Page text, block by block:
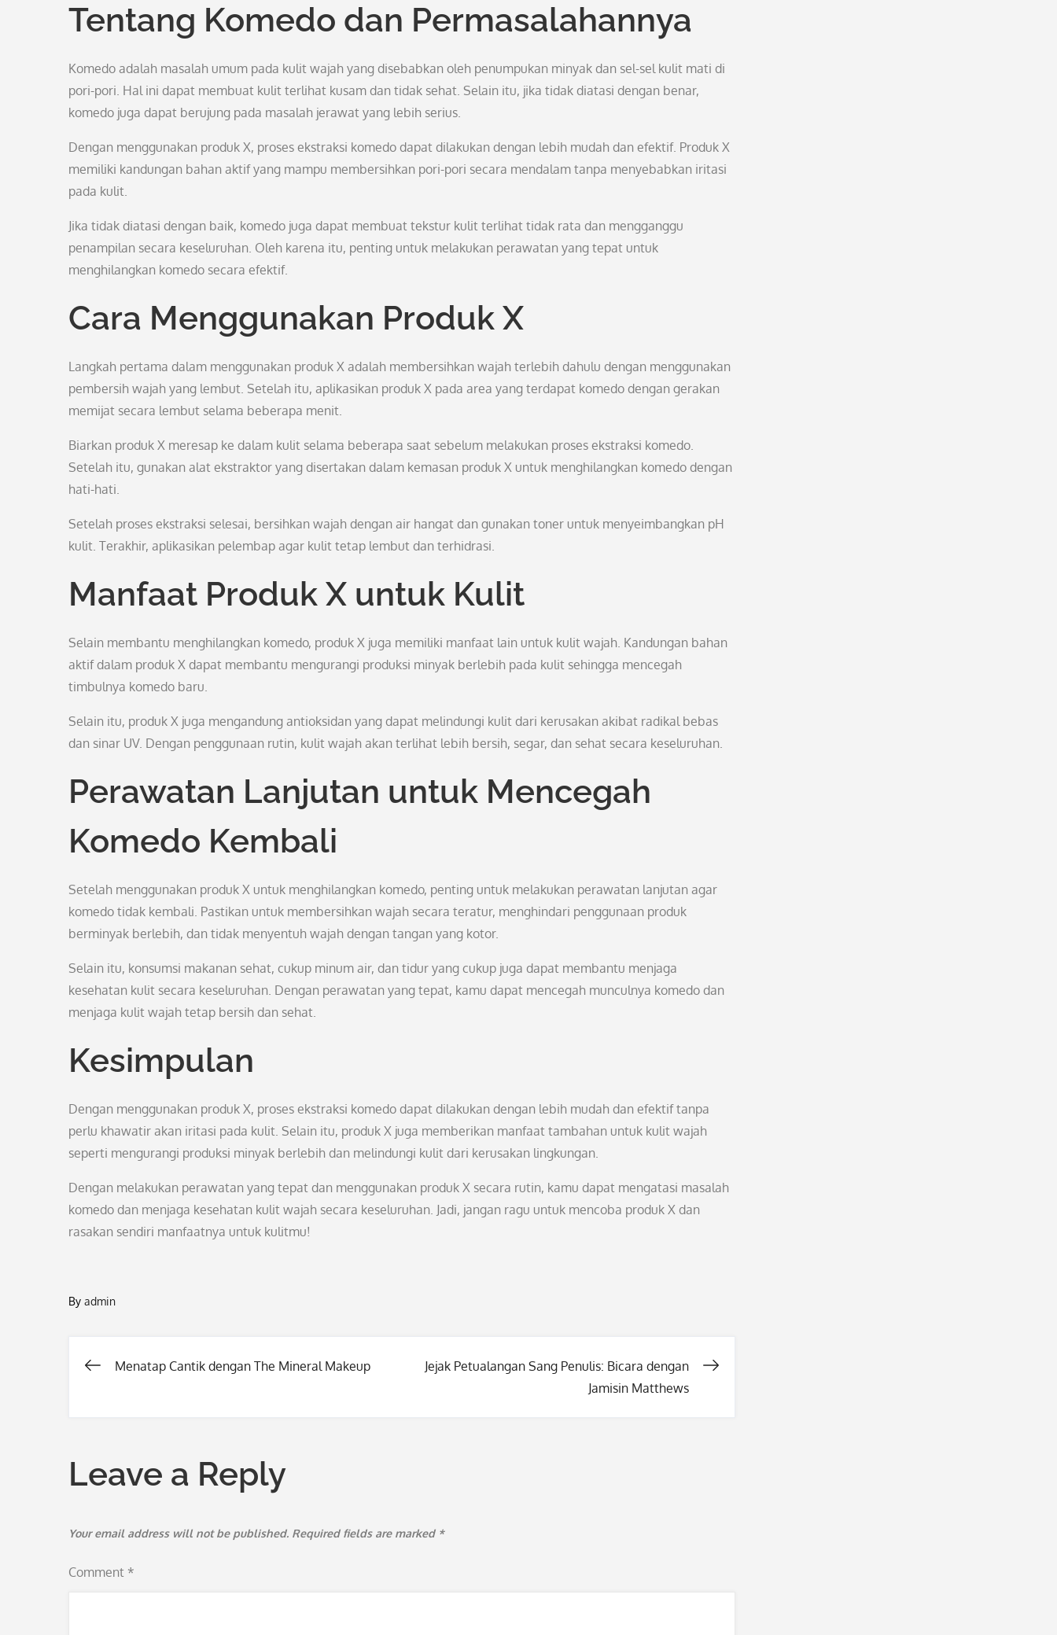
Tentang Komedo dan Permasalahannya
Komedo adalah masalah umum pada kulit wajah yang disebabkan oleh penumpukan minyak dan sel-sel kulit mati di
pori-pori. Hal ini dapat membuat kulit terlihat kusam dan tidak sehat. Selain itu, jika tidak diatasi dengan benar,
komedo juga dapat berujung pada masalah jerawat yang lebih serius.
Dengan menggunakan produk X, proses ekstraksi komedo dapat dilakukan dengan lebih mudah dan efektif. Produk X
memiliki kandungan bahan aktif yang mampu membersihkan pori-pori secara mendalam tanpa menyebabkan iritasi
pada kulit.
Jika tidak diatasi dengan baik, komedo juga dapat membuat tekstur kulit terlihat tidak rata dan mengganggu
penampilan secara keseluruhan. Oleh karena itu, penting untuk melakukan perawatan yang tepat untuk
menghilangkan komedo secara efektif.
Cara Menggunakan Produk X
Langkah pertama dalam menggunakan produk X adalah membersihkan wajah terlebih dahulu dengan menggunakan
pembersih wajah yang lembut. Setelah itu, aplikasikan produk X pada area yang terdapat komedo dengan gerakan
memijat secara lembut selama beberapa menit.
Biarkan produk X meresap ke dalam kulit selama beberapa saat sebelum melakukan proses ekstraksi komedo.
Setelah itu, gunakan alat ekstraktor yang disertakan dalam kemasan produk X untuk menghilangkan komedo dengan
hati-hati.
Setelah proses ekstraksi selesai, bersihkan wajah dengan air hangat dan gunakan toner untuk menyeimbangkan pH
kulit. Terakhir, aplikasikan pelembap agar kulit tetap lembut dan terhidrasi.
Manfaat Produk X untuk Kulit
Selain membantu menghilangkan komedo, produk X juga memiliki manfaat lain untuk kulit wajah. Kandungan bahan
aktif dalam produk X dapat membantu mengurangi produksi minyak berlebih pada kulit sehingga mencegah
timbulnya komedo baru.
Selain itu, produk X juga mengandung antioksidan yang dapat melindungi kulit dari kerusakan akibat radikal bebas
dan sinar UV. Dengan penggunaan rutin, kulit wajah akan terlihat lebih bersih, segar, dan sehat secara keseluruhan.
Perawatan Lanjutan untuk Mencegah
Komedo Kembali
Setelah menggunakan produk X untuk menghilangkan komedo, penting untuk melakukan perawatan lanjutan agar
komedo tidak kembali. Pastikan untuk membersihkan wajah secara teratur, menghindari penggunaan produk
berminyak berlebih, dan tidak menyentuh wajah dengan tangan yang kotor.
Selain itu, konsumsi makanan sehat, cukup minum air, dan tidur yang cukup juga dapat membantu menjaga
kesehatan kulit secara keseluruhan. Dengan perawatan yang tepat, kamu dapat mencegah munculnya komedo dan
menjaga kulit wajah tetap bersih dan sehat.
Kesimpulan
Dengan menggunakan produk X, proses ekstraksi komedo dapat dilakukan dengan lebih mudah dan efektif tanpa
perlu khawatir akan iritasi pada kulit. Selain itu, produk X juga memberikan manfaat tambahan untuk kulit wajah
seperti mengurangi produksi minyak berlebih dan melindungi kulit dari kerusakan lingkungan.
Dengan melakukan perawatan yang tepat dan menggunakan produk X secara rutin, kamu dapat mengatasi masalah
komedo dan menjaga kesehatan kulit wajah secara keseluruhan. Jadi, jangan ragu untuk mencoba produk X dan
rasakan sendiri manfaatnya untuk kulitmu!
By admin
Post
Menatap Cantik dengan The Mineral Makeup
Jejak Petualangan Sang Penulis: Bicara dengan
Jamisin Matthews
Leave a Reply
Your email address will not be published. Required fields are marked *
Comment *